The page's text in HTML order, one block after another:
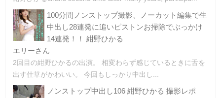
100分間ノンストップ撮影、ノーカット編集で生
中出し28連発に追いピストンお掃除でぶっかけ
14連発！！ 紺野ひかる
エリーさん
2回目の紺野ひかるの出演。 相変わらず感じているときに舌を
出す仕草がかわいい。 今回もしっかり中出し...
ノンストップ中出し106 紺野ひかる 撮影レポ